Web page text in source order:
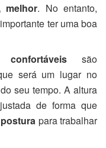
melhor. No entanto,
ter uma boa
são
será um lugar no
seu tempo. A altura
de forma que
para trabalhar